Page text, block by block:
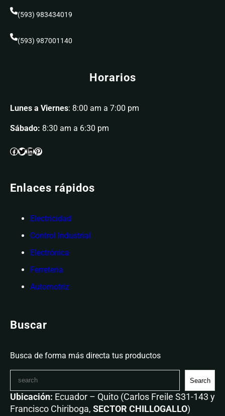
(593) 983434019
(593) 987001140
Horarios
Lunes a Viernes: 8:00 am a 7:00 pm
Sábado: 8:30 am a 6:30 pm
Enlaces rápidos
Electricidad
Control Industrial
Electrónica
Ferretería
Automotriz
Buscar
Busca de forma más directa tus productos
Search
Ubicación: Ecuador – Quito (Carlos Freile S31-143 y
Francisco Chiriboga, SECTOR CHILLOGALLO)